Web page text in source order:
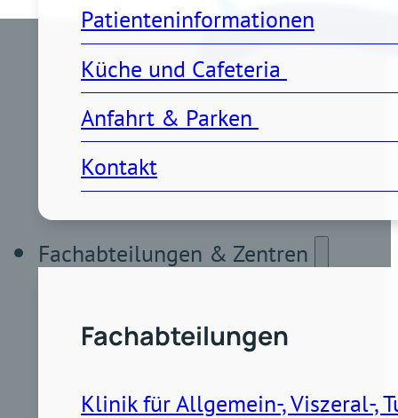
Patienteninformationen
Küche und Cafeteria
Anfahrt & Parken
Kontakt
Fachabteilungen & Zentren
Fachabteilungen
Klinik für Allgemein-, Viszeral-,